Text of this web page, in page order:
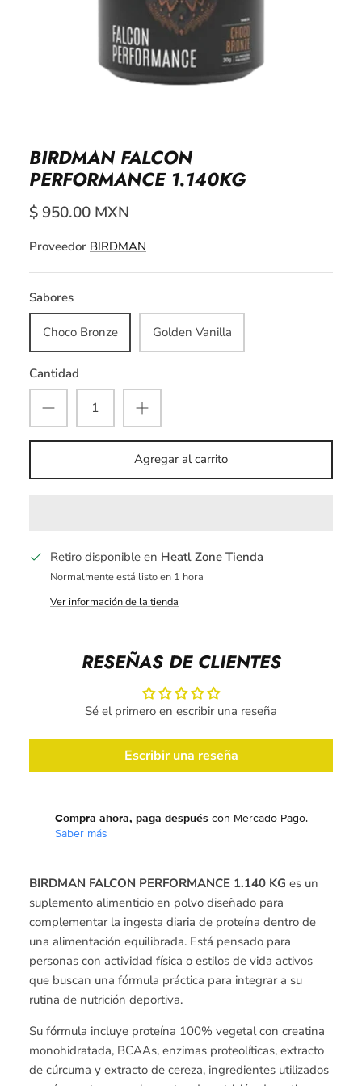
BIRDMAN FALCON
PERFORMANCE 1.140KG
$ 950.00 MXN
Proveedor BIRDMAN
Sabores
Choco Bronze Golden Vanilla
Cantidad
Agregar al carrito
Retiro disponible en Heatl Zone Tienda
Normalmente está listo en 1 hora
Ver información de la tienda
RESEÑAS DE CLIENTES
Sé el primero en escribir una reseña
Escribir una reseña
Compra ahora, paga después con Mercado Pago.
Saber más
BIRDMAN FALCON PERFORMANCE 1.140 KG es un
suplemento alimenticio en polvo diseñado para
complementar la ingesta diaria de proteína dentro de
una alimentación equilibrada. Está pensado para
personas con actividad física o estilos de vida activos
que buscan una fórmula práctica para integrar a su
rutina de nutrición deportiva.
Su fórmula incluye proteína 100% vegetal con creatina
monohidratada, BCAAs, enzimas proteolíticas, extracto
de cúrcuma y extracto de cereza, ingredientes utilizados